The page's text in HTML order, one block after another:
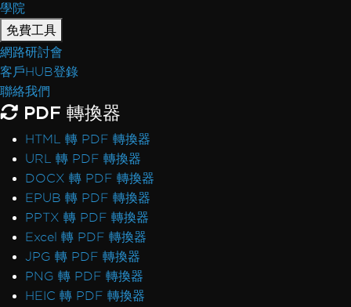
學院
免費工具
網路研討會
客戶HUB登錄
聯絡我們
PDF 轉換器
HTML 轉 PDF 轉換器
URL 轉 PDF 轉換器
DOCX 轉 PDF 轉換器
EPUB 轉 PDF 轉換器
PPTX 轉 PDF 轉換器
Excel 轉 PDF 轉換器
JPG 轉 PDF 轉換器
PNG 轉 PDF 轉換器
HEIC 轉 PDF 轉換器